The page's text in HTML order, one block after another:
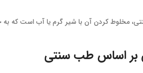
مخلوط کردن آن با شیر گرم یا آب است که
بر اساس طب سنتی